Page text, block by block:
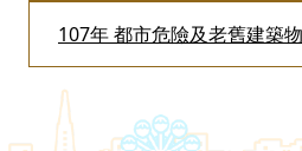
107年 都市危險及老舊建築